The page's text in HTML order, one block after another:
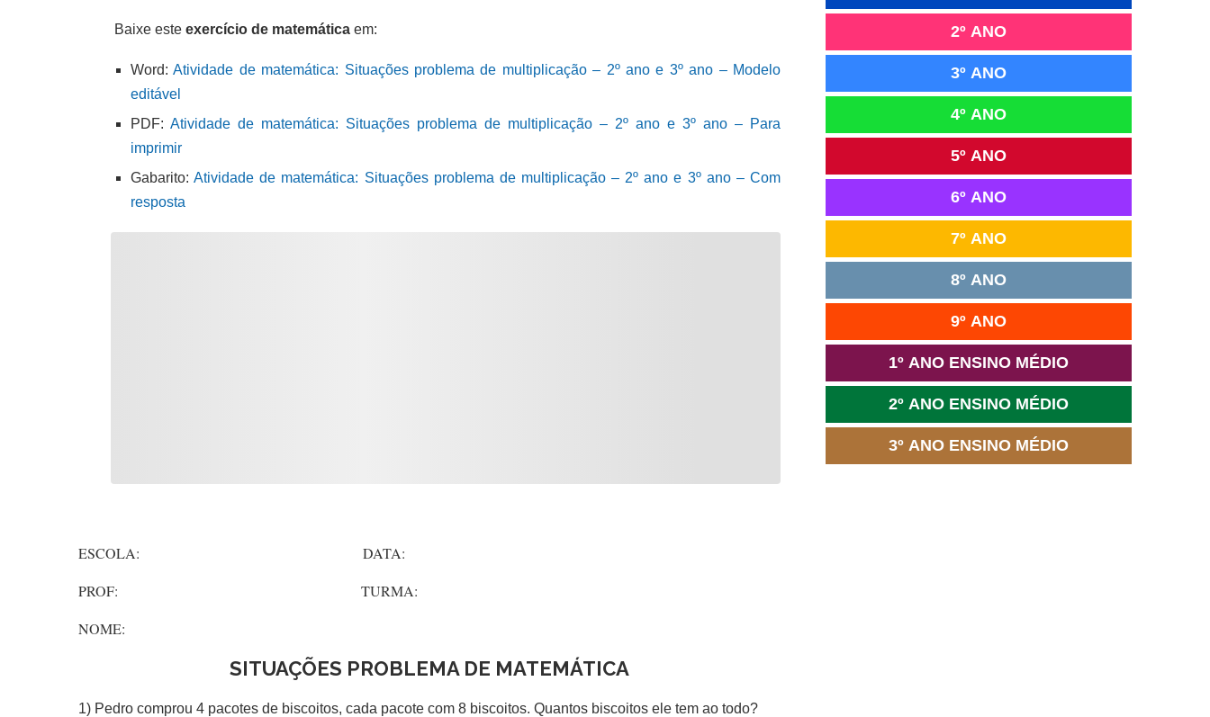
Baixe este exercício de matemática em:
Word:Atividade de matemática: Situações problema de multiplicação – 2º ano e 3º ano – Modelo
editável
PDF: Atividade de matemática: Situações problema de multiplicação – 2º ano e 3º ano – Para
imprimir
Gabarito:Atividade de matemática: Situações problema de multiplicação – 2º ano e 3º ano – Com
resposta
ESCOLA: DATA:
PROF: TURMA:
NOME:
SITUAÇÕES PROBLEMA DE MATEMÁTICA
1) Pedro comprou 4 pacotes de biscoitos, cada pacote com 8 biscoitos. Quantos biscoitos ele tem ao todo?
2º ANO
3º ANO
4º ANO
5º ANO
6º ANO
7º ANO
8º ANO
9º ANO
1º ANO ENSINO MÉDIO
2º ANO ENSINO MÉDIO
3º ANO ENSINO MÉDIO